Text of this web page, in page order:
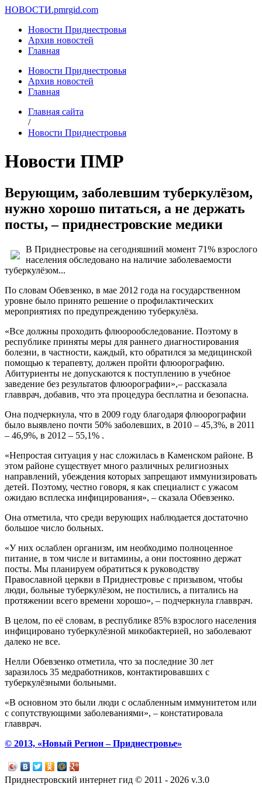
НОВОСТИ.pmrgid.com
Новости Приднестровья
Архив новостей
Главная
Новости Приднестровья
Архив новостей
Главная
Главная сайта
/
Новости Приднестровья
Новости ПМР
Верующим, заболевшим туберкулёзом,
нужно хорошо питаться, а не держать
посты, – приднестровские медики
В Приднестровье на сегодняшний момент 71% взрослого
населения обследовано на наличие заболеваемости
туберкулёзом...
По словам Обевзенко, в мае 2012 года на государственном
уровне было принято решение о профилактических
мероприятиях по предупреждению туберкулёза.
«Все должны проходить флюорообследование. Поэтому в
республике приняты меры для раннего диагностирования
болезни, в частности, каждый, кто обратился за медицинской
помощью к терапевту, должен пройти флюорографию.
Абитуриенты не допускаются к поступлению в учебное
заведение без результатов флюорографии»,– рассказала
главврач, добавив, что эта процедура бесплатна и безопасна.
Она подчеркнула, что в 2009 году благодаря флюорографии
было выявлено почти 50% заболевших, в 2010 – 45,3%, в 2011
– 46,9%, в 2012 – 55,1% .
«Непростая ситуация у нас сложилась в Каменском районе. В
этом районе существует много различных религиозных
направлений, убеждения которых запрещают иммунизировать
детей. Поэтому, честно говоря, я как специалист с ужасом
ожидаю всплеска инфицирования», – сказала Обевзенко.
Она отметила, что среди верующих наблюдается достаточно
большое число больных.
«У них ослаблен организм, им необходимо полноценное
питание, в том числе и витамины, а они постоянно держат
посты. Мы планируем обратиться к руководству
Православной церкви в Приднестровье c призывом, чтобы
люди, больные туберкулёзом, не постились, а питались на
протяжении всего времени хорошо», – подчеркнула главврач.
В целом, по её словам, в республике 85% взрослого населения
инфицировано туберкулёзной микобактерией, но заболевают
далеко не все.
Нелли Обевзенко отметила, что за последние 30 лет
заразилось 35 медработников, контактировавших с
туберкулёзными больными.
«В основном это были люди с ослабленным иммунитетом или
с сопутствующими заболеваниями», – констатировала
главврач.
© 2013, «Новый Регион – Приднестровье»
Приднестровский интернет гид © 2011 - 2026 v.3.0